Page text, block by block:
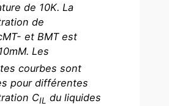
de 10K. La
de
et BMT est
Les
courbes sont
pour différentes
CIL du liquides